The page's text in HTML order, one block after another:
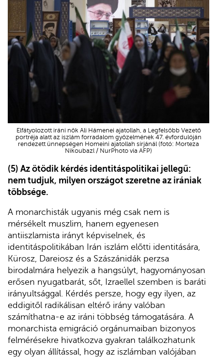
Elfátyolozott iráni nők Ali Hámenei ajatollah, a Legfelsőbb Vezető
portréja alatt az iszlám forradalom győzelmének 47. évfordulóján
rendezett ünnepségen Homeini ajatollah sírjánál (fotó: Morteza
Nikoubazl / NurPhoto via AFP)
(5) Az ötödik kérdés identitáspolitikai jellegű:
nem tudjuk, milyen országot szeretne az irániak
többsége.
A monarchisták ugyanis még csak nem is
mérsékelt muszlim, hanem egyenesen
antiiszlamista irányt képviselnek, és
identitáspolitikában Irán iszlám előtti identitására,
Kürosz, Dareiosz és a Szászánidák perzsa
birodalmára helyezik a hangsúlyt, hagyományosan
erősen nyugatbarát, sőt, Izraellel szemben is baráti
irányultsággal. Kérdés persze, hogy egy ilyen, az
eddigitől radikálisan eltérő irány valóban
számíthatna-e az iráni többség támogatására. A
monarchista emigráció orgánumaiban bizonyos
felmérésekre hivatkozva gyakran találkozhatunk
egy olyan állítással, hogy az iszlámban valójában